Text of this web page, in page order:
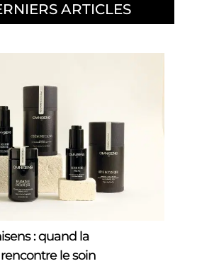
ARTICLES
: quand la
le soin